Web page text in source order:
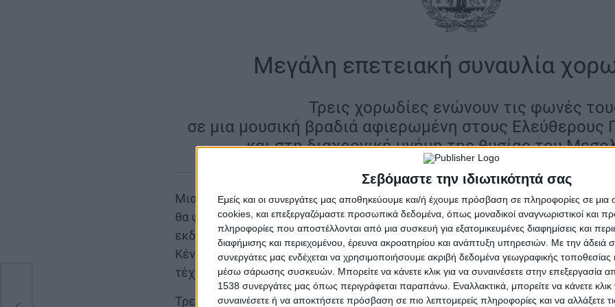
Σεβόμαστε την ιδιωτικότητά σας
Εμείς και οι συνεργάτες μας αποθηκεύουμε και/ή έχουμε πρόσβαση σε πληροφορίες σε
cookies, και επεξεργαζόμαστε προσωπικά δεδομένα, όπως μοναδικοί αναγνωριστικοί και
πληροφορίες που αποστέλλονται από μια συσκευή για εξατομικευμένες διαφημίσεις και
διαφήμισης και περιεχομένου, έρευνα ακροατηρίου και ανάπτυξη υπηρεσιών. Με την άδειά
συνεργάτες μας ενδέχεται να χρησιμοποιήσουμε ακριβή δεδομένα γεωγραφικής τοποθεσίας
μέσω σάρωσης συσκευών. Μπορείτε να κάνετε κλικ για να συναινέσετε στην επεξεργασία
1538 συνεργάτες μας όπως περιγράφεται παραπάνω. Εναλλακτικά, μπορείτε να κάνετε κλικ
συναινέσετε ή να αποκτήσετε πρόσβαση σε πιο λεπτομερείς πληροφορίες και να αλλάξετε
Μεγάλη επετειακή συναυλία
Τρεις χορωδίες ενώνουν τις φωνές
σε μια μουσική βραδιά αφιερωμένη στους Ελεύθερους
και στη διαχρονική μνήμη της θυσίας του
Μια ξεχωριστή μουσική συνάντηση αφιερωμένη στην ιστορική μνήμη και τον
θα φιλοξενηθεί στο Μεσολόγγι την Κυριακή 10 Μαΐου 2026, στο πλαίσιο των
εκδηλώσεων για τη συμπλήρωση 200 χρόνων από την Ηρωική Έξοδο. Το
Κέντρο θα ανοίξει τις πόρτες του στις 7:00 μ.μ. για μια μεγάλη συναυλία
τέχνη θα συναντήσει την ιστορική μνήμη και τη συλλογική συγκίνηση.
Τρεις χορωδίες από τη Θεσσαλονίκη συμμετέχουν στη μουσική αυτή